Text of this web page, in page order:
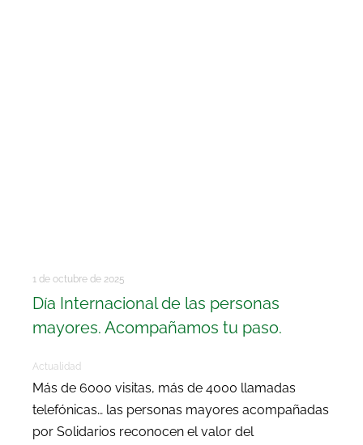
1 de octubre de 2025
Día Internacional de las personas
mayores. Acompañamos tu paso.
Actualidad
Más de 6000 visitas, más de 4000 llamadas
telefónicas… las personas mayores acompañadas
por Solidarios reconocen el valor del